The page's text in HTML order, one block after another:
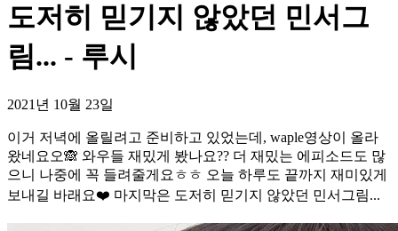
도저히 믿기지 않았던 민서그
림... - 루시
2021년 10월 23일
이거 저녁에 올릴려고 준비하고 있었는데, waple영상이 올라
왔네요오🙈 와우들 재밌게 봤나요?? 더 재밌는 에피소드도 많
으니 나중에 꼭 들려줄게요ㅎㅎ 오늘 하루도 끝까지 재미있게
보내길 바래요❤️ 마지막은 도저히 믿기지 않았던 민서그림...